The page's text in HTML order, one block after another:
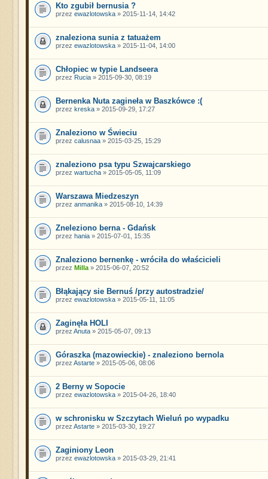
Kto zgubił bernusia ?
przez ewazlotowska» 2015-11-14, 14:42
znaleziona sunia z tatuażem
przez ewazlotowska» 2015-11-04, 14:00
Chłopiec w typie Landseera
przez Rucia» 2015-09-30, 08:19
Bernenka Nuta zagineła w Baszkówce :(
przez kreska» 2015-09-29, 17:27
Znaleziono w Świeciu
przez calusnaa» 2015-03-25, 15:29
znaleziono psa typu Szwajcarskiego
przez wartucha» 2015-05-05, 11:09
Warszawa Miedzeszyn
przez anmanika» 2015-08-10, 14:39
Zneleziono berna - Gdańsk
przez hania» 2015-07-01, 15:35
Znaleziono bernenkę - wróciła do właścicieli
przez Milla» 2015-06-07, 20:52
Błąkający sie Bernuś /przy autostradzie/
przez ewazlotowska» 2015-05-11, 11:05
Zaginęła HOLI
przez Anuta» 2015-05-07, 09:13
Góraszka (mazowieckie) - znaleziono bernola
przez Astarte» 2015-05-06, 08:06
2 Berny w Sopocie
przez ewazlotowska» 2015-04-26, 18:40
w schronisku w Szczytach Wieluń po wypadku
przez Astarte» 2015-03-30, 19:27
Zaginiony Leon
przez ewazlotowska» 2015-03-29, 21:41